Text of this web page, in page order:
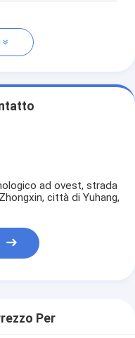
ad ovest, strada
città di Yuhang,
Per